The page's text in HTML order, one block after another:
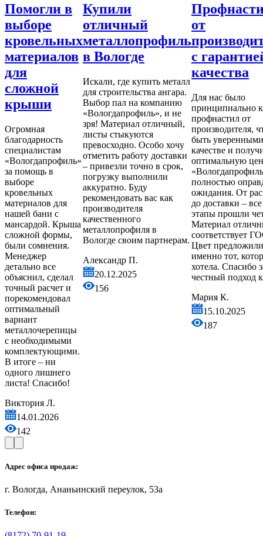
Купили
отличный
металлопрофиль
в Вологде
Искали, где купить металл
для строительства ангара.
Выбор пал на компанию
«Вологдапрофиль», и не
зря! Материал отличный,
листы стыкуются
превосходно. Особо хочу
отметить работу доставки
– привезли точно в срок,
погрузку выполнили
аккуратно. Буду
рекомендовать вас как
производителя
качественного
металлопрофиля в
Вологде своим партнерам.
Александр П.
20.12.2025
156
Профнастил
от
производителя
с гарантией
Для нас было
принципиально купить
профнастил от
производителя, чтобы
быть уверенными в
качестве и получить
оптимальную цену.
«Вологдапрофиль»
полностью оправдал
ожидания. От расчетов
до доставки – все
этапы прошли четко.
Материал отличный,
соответствует ГОСТу.
Цвет предложили
именно тот, который
хотела. Спасибо за
честный подход к делу!
дома в
приобрели
пленку
Материал
рвется при
даже пару
простояла
она под
ничего с ней
Очень
качеством
доволен.
Николай П.
30.08.2025
487
Адрес офиса продаж:
г. Вологда, Ананьинский переулок, 53a
Телефон: